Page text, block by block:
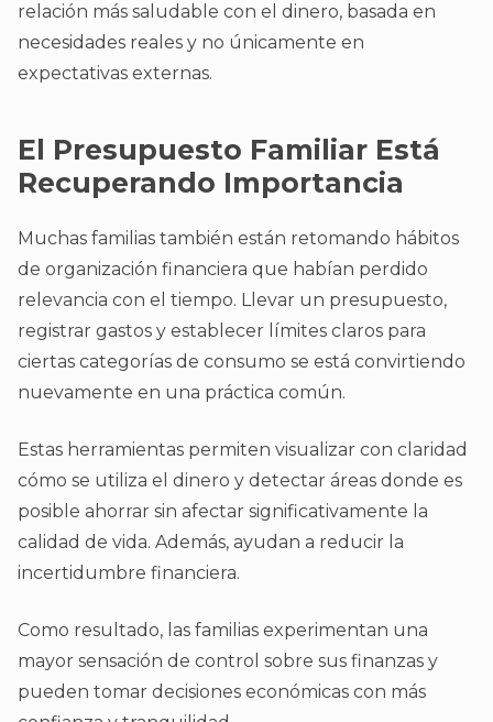
relación más saludable con el dinero, basada en
necesidades reales y no únicamente en
expectativas externas.
El Presupuesto Familiar Está
Recuperando Importancia
Muchas familias también están retomando hábitos
de organización financiera que habían perdido
relevancia con el tiempo. Llevar un presupuesto,
registrar gastos y establecer límites claros para
ciertas categorías de consumo se está convirtiendo
nuevamente en una práctica común.
Estas herramientas permiten visualizar con claridad
cómo se utiliza el dinero y detectar áreas donde es
posible ahorrar sin afectar significativamente la
calidad de vida. Además, ayudan a reducir la
incertidumbre financiera.
Como resultado, las familias experimentan una
mayor sensación de control sobre sus finanzas y
pueden tomar decisiones económicas con más